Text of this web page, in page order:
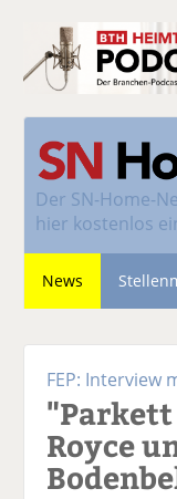
Der SN-Home-
hier kostenlos
News
FEP: Interview
Royce